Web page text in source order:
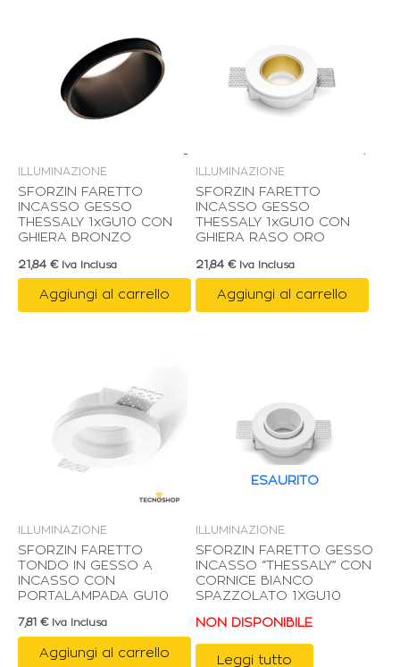
ILLUMINAZIONE
SFORZIN FARETTO
INCASSO GESSO
THESSALY 1xGU10 CON
GHIERA BRONZO
21,84 € Iva Inclusa
Aggiungi al carrello
ILLUMINAZIONE
SFORZIN FARETTO
INCASSO GESSO
THESSALY 1xGU10 CON
GHIERA RASO ORO
21,84 € Iva Inclusa
Aggiungi al carrello
ILLUMINAZIONE
SFORZIN FARETTO
TONDO IN GESSO A
INCASSO CON
PORTALAMPADA GU10
7,81 € Iva Inclusa
Aggiungi al carrello
ESAURITO
ILLUMINAZIONE
SFORZIN FARETTO GESSO
INCASSO “THESSALY” CON
CORNICE BIANCO
SPAZZOLATO 1XGU10
NON DISPONIBILE
Leggi tutto